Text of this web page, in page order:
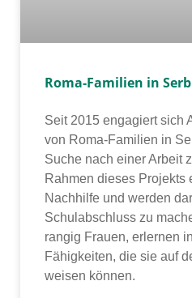
Roma-Familien in
Seit 2015 enga­giert sich
von Roma-Familien in
Suche nach einer Arbeit
Rahmen die­ses Projekts
Nachhilfe und wer­den
Schulabschluss zu
ran­gig Frauen, erler­nen
Fähigkeiten, die sie auf
wei­sen kön­nen.